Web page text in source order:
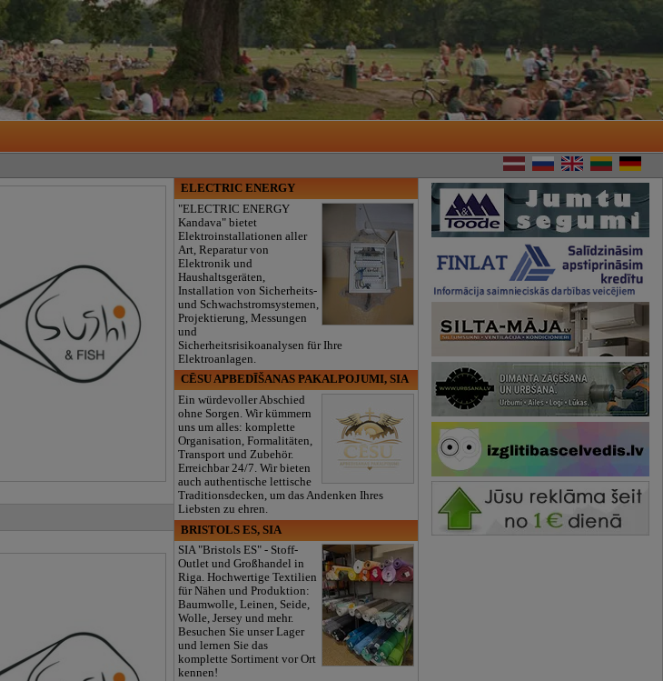
ELECTRIC ENERGY
"ELECTRIC ENERGY
Kandava" bietet
Elektroinstallationen aller
Art, Reparatur von
Elektronik und
Haushaltsgeräten,
Installation von Sicherheits-
und Schwachstromsystemen,
Projektierung, Messungen
und
Sicherheitsrisikoanalysen für Ihre
Elektroanlagen.
CĒSU APBEDĪŠANAS PAKALPOJUMI, SIA
Ein würdevoller Abschied
ohne Sorgen. Wir kümmern
uns um alles: komplette
Organisation, Formalitäten,
Transport und Zubehör.
Erreichbar 24/7. Wir bieten
auch authentische lettische
Traditionsdecken, um das Andenken Ihres
Liebsten zu ehren.
BRISTOLS ES, SIA
SIA "Bristols ES" - Stoff-
Outlet und Großhandel in
Riga. Hochwertige Textilien
für Nähen und Produktion:
Baumwolle, Leinen, Seide,
Wolle, Jersey und mehr.
Besuchen Sie unser Lager
und lernen Sie das
komplette Sortiment vor Ort
kennen!